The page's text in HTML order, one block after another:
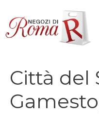
contenuto
Città del